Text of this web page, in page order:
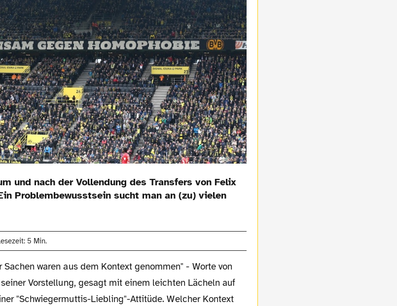
und nach der Vollendung des Transfers von Felix
Problembewusstsein sucht man an (zu) vielen
5 Min.
Sachen waren aus dem Kontext genommen" - Worte von
Vorstellung, gesagt mit einem leichten Lächeln auf
"Schwiegermuttis-Liebling"-Attitüde. Welcher Kontext